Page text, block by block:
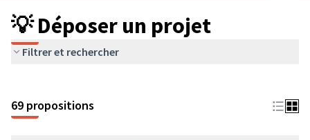
💡 Déposer un projet
Filtrer et rechercher
69 propositions